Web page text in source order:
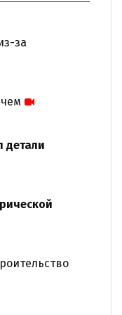
за
детали